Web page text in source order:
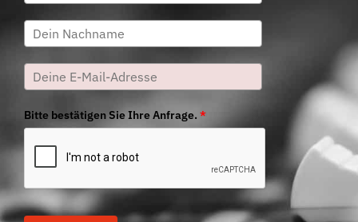
Bitte bestätigen Sie Ihre Anfrage. *